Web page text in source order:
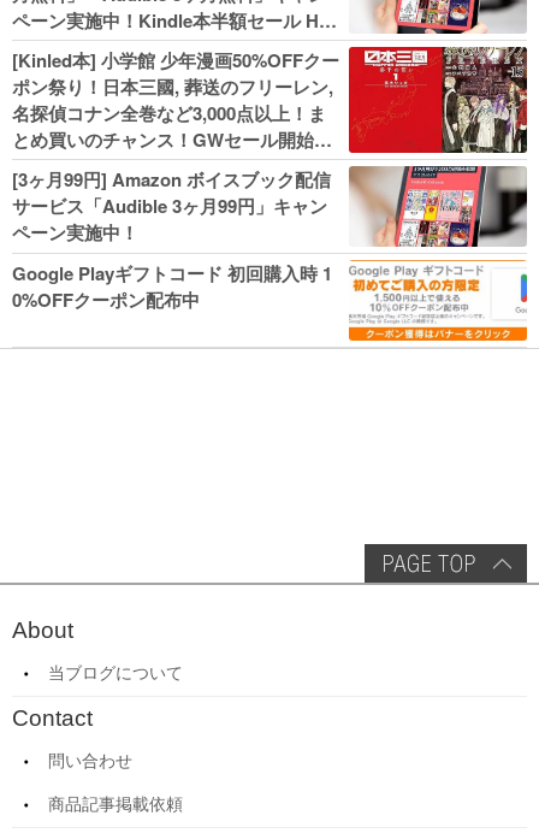
ペーン実施中！Kindle本半額セール HU
NTER×HUNTERなど集英社、無職転生,
幼女戦記などKADOKAWA、キャプテン
翼100円セールも！
[Kinled本] 小学館 少年漫画50%OFFクー
ポン祭り！日本三國, 葬送のフリーレン,
名探偵コナン全巻など3,000点以上！ま
とめ買いのチャンス！GWセール開始！
人気コミック多数 カドカワ祭やIT関連本
がセールに！
[3ヶ月99円] Amazon ボイスブック配信
サービス「Audible 3ヶ月99円」キャン
ペーン実施中！
Google Playギフトコード 初回購入時 1
0%OFFクーポン配布中
About
当ブログについて
Contact
問い合わせ
商品記事掲載依頼